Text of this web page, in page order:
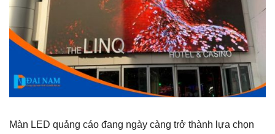
Màn LED quảng cáo đang ngày càng trở thành lựa chọn